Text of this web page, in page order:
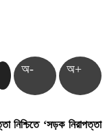
অ- অ+
নিশ্চিতে ‘সড়ক নিরাপত্তা